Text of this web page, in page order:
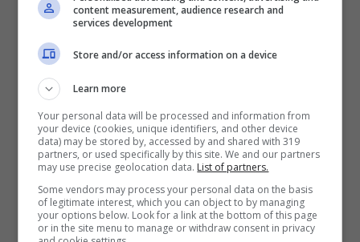
e un solo pareggio; la seconda nel 2021/22,
nella quale raggiunsero gli ottavi di finale,
tuttavia i risultati non bastarono per
proseguire il cammino.
Nella passata stagione il Lille concluse il
campionato in quarta posizione,
conquistando il pass per la nuova Champions
League dopo la fase di qualificazione, dove
content measurement, audience research and
services development
Store and/or access information on a device
Learn more
Your personal data will be processed and information from
your device (cookies, unique identifiers, and other device
data) may be stored by, accessed by and shared with 319
partners, or used specifically by this site. We and our partners
may use precise geolocation data. List of partners.
Some vendors may process your personal data on the basis
of legitimate interest, which you can object to by managing
your options below. Look for a link at the bottom of this page
or in the site menu to manage or withdraw consent in privacy